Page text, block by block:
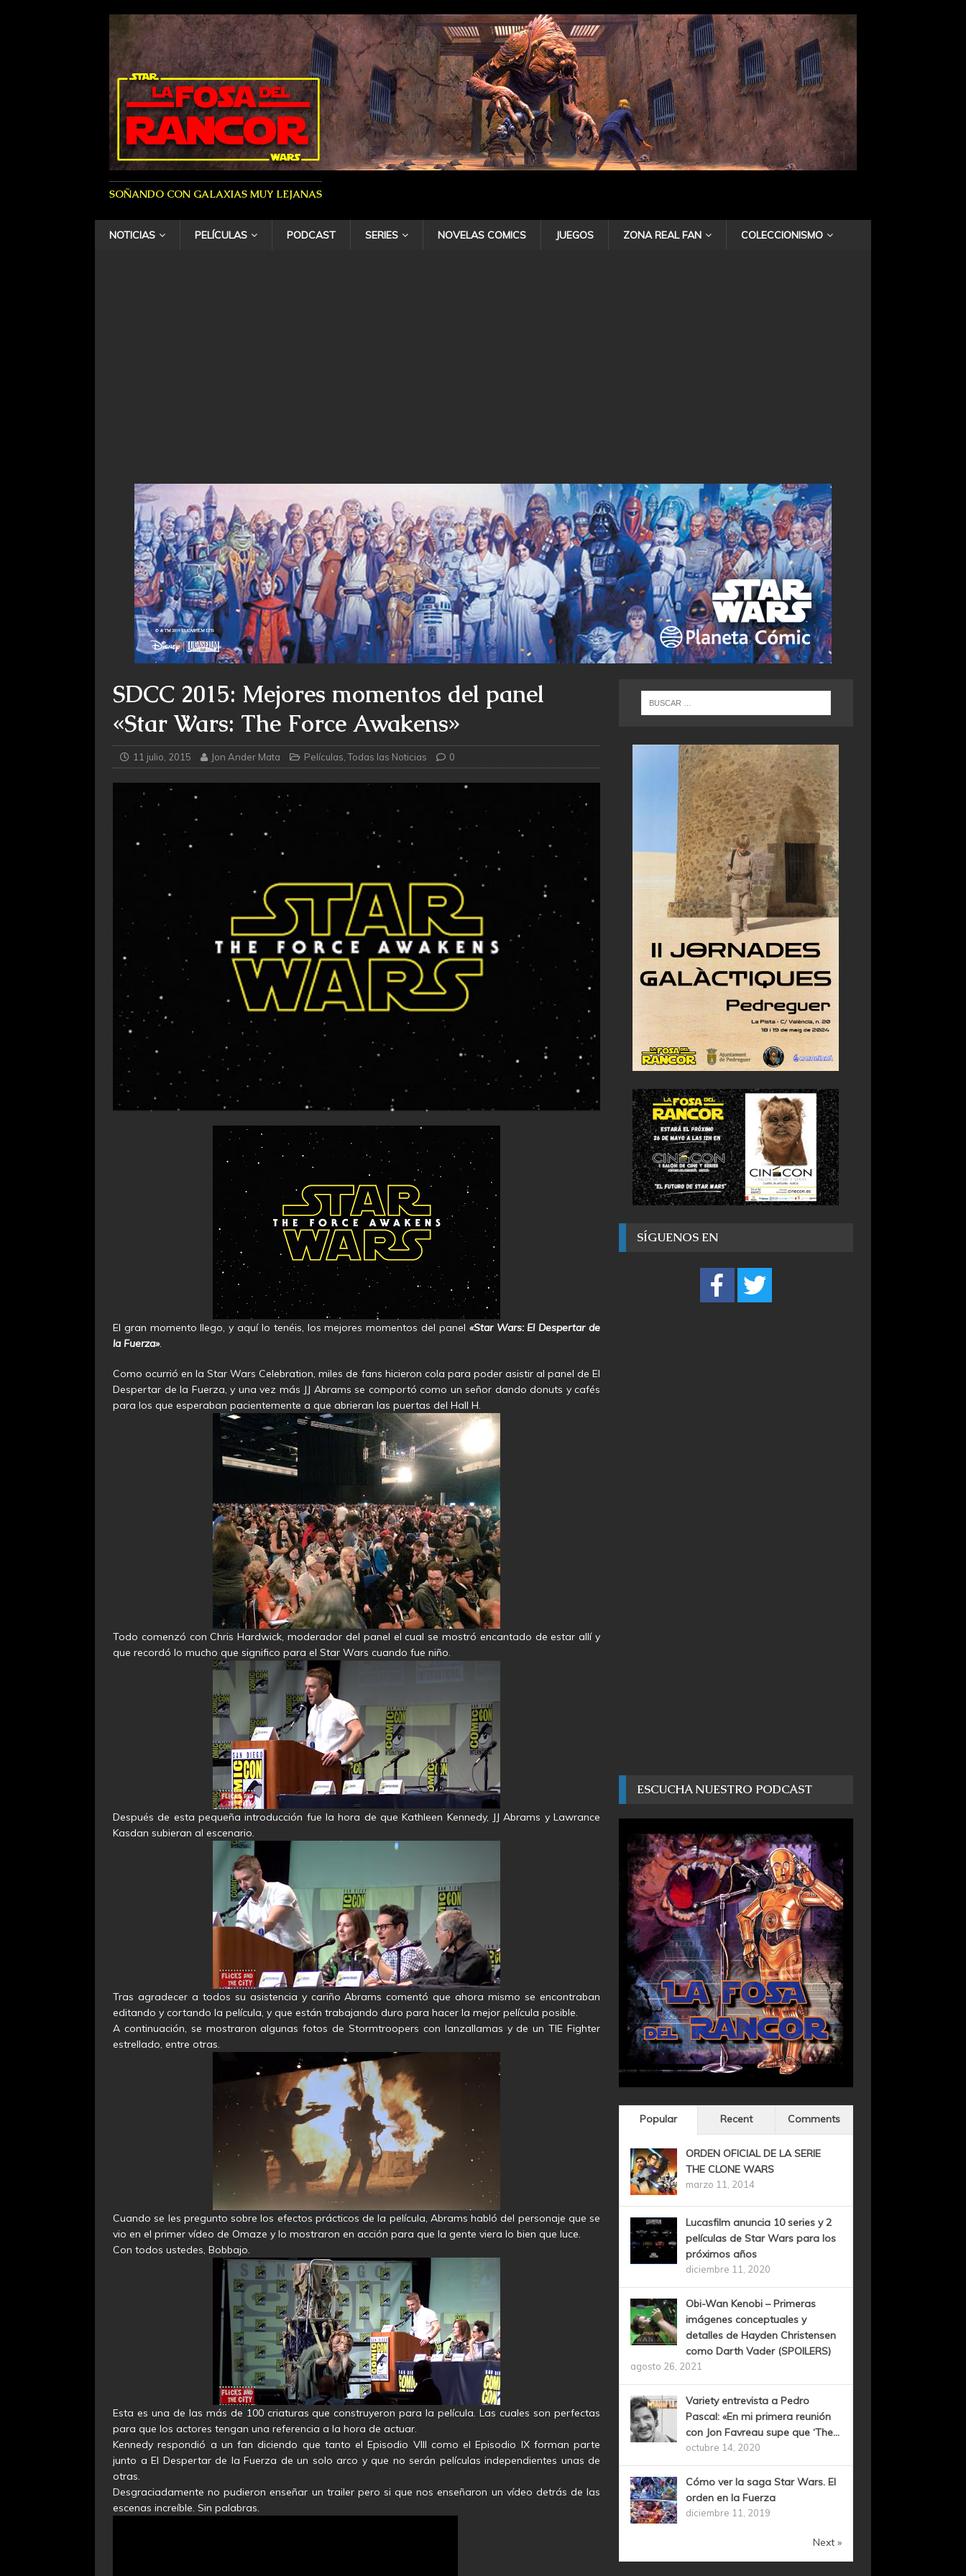
SOÑANDO CON GALAXIAS MUY LEJANAS
NOTICIAS PELÍCULAS PODCAST SERIES NOVELAS COMICS JUEGOS ZONA REAL FAN COLECCIONISMO
SDCC 2015: Mejores momentos del panel
«Star Wars: The Force Awakens»
11 julio, 2015 Jon Ander Mata Películas ,Todas las Noticias 0
El gran momento llego, y aquí lo tenéis, los mejores momentos del panel «Star Wars: El Despertar de
la Fuerza».
Como ocurrió en la Star Wars Celebration, miles de fans hicieron cola para poder asistir al panel de El
Despertar de la Fuerza, y una vez más JJ Abrams se comportó como un señor dando donuts y cafés
para los que esperaban pacientemente a que abrieran las puertas del Hall H.
Todo comenzó con Chris Hardwick, moderador del panel el cual se mostró encantado de estar allí y
que recordó lo mucho que significo para el Star Wars cuando fue niño.
Después de esta pequeña introducción fue la hora de que Kathleen Kennedy, JJ Abrams y Lawrance
Kasdan subieran al escenario.
Tras agradecer a todos su asistencia y cariño Abrams comentó que ahora mismo se encontraban
editando y cortando la película, y que están trabajando duro para hacer la mejor película posible.
A continuación, se mostraron algunas fotos de Stormtroopers con lanzallamas y de un TIE Fighter
estrellado, entre otras.
Cuando se les pregunto sobre los efectos prácticos de la película, Abrams habló del personaje que se
vio en el primer vídeo de Omaze y lo mostraron en acción para que la gente viera lo bien que luce.
Con todos ustedes, Bobbajo.
Esta es una de las más de 100 criaturas que construyeron para la película. Las cuales son perfectas
para que los actores tengan una referencia a la hora de actuar.
Kennedy respondió a un fan diciendo que tanto el Episodio VIII como el Episodio IX forman parte
junto a El Despertar de la Fuerza de un solo arco y que no serán películas independientes unas de
otras.
Desgraciadamente no pudieron enseñar un trailer pero si que nos enseñaron un vídeo detrás de las
escenas increíble. Sin palabras.
SÍGUENOS EN
ESCUCHA NUESTRO PODCAST
Popular Recent Comments
ORDEN OFICIAL DE LA SERIE
THE CLONE WARS
marzo 11, 2014
Lucasfilm anuncia 10 series y 2
películas de Star Wars para los
próximos años
diciembre 11, 2020
Obi-Wan Kenobi – Primeras
imágenes conceptuales y
detalles de Hayden Christensen
como Darth Vader (SPOILERS)
agosto 26, 2021
Variety entrevista a Pedro
Pascal: «En mi primera reunión
con Jon Favreau supe que ‘The...
octubre 14, 2020
Cómo ver la saga Star Wars. El
orden en la Fuerza
diciembre 11, 2019
Next »